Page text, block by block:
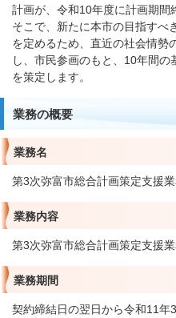
計画が、令和10年度に計画期間
そこで、新たに本市の目指すべ
を定めるため、直近の社会情勢
し、市民参画のもと、10年間
を策定します。
業務の概要
業務名
第3次弥富市総合計画策定支援
業務内容
第3次弥富市総合計画策定支援
業務期間
契約締結日の翌日から令和11年